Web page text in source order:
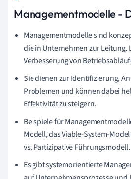
Managementmodelle -
Managementmodelle sind
die in Unternehmen zur Leitung,
Verbesserung von
Sie dienen zur Identifizierung,
Problemen und können dabei
Effektivität zu steigern.
Beispiele für
Modell, das Viable-System-
vs. Partizipative Führungsmodell.
Es gibt systemorientierte